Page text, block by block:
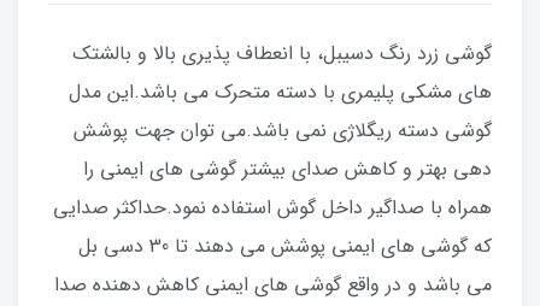
گوشی زرد رنگ دسیبل، با انعطاف پذیری بالا و بالشتک
های مشکی پلیمری با دسته متحرک می باشد.این مدل
گوشی دسته ریگلاژی نمی باشد.می توان جهت پوشش
دهی بهتر و کاهش صدای بیشتر گوشی های ایمنی را
همراه با صداگیر داخل گوش استفاده نمود.حداکثر صدایی
که گوشی های ایمنی پوشش می دهند تا 30 دسی بل
می باشد و در واقع گوشی های ایمنی کاهش دهنده صدا